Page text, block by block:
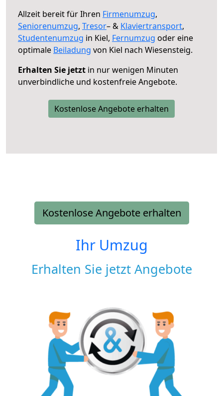
Allzeit bereit für Ihren Firmenumzug,
Seniorenumzug, Tresor– & Klaviertransport,
Studentenumzug in Kiel, Fernumzug oder eine
optimale Beiladung von Kiel nach Wiesensteig.
Erhalten Sie jetzt in nur wenigen Minuten
unverbindliche und kostenfreie Angebote.
Kostenlose Angebote erhalten
Kostenlose Angebote erhalten
Ihr Umzug
Erhalten Sie jetzt Angebote